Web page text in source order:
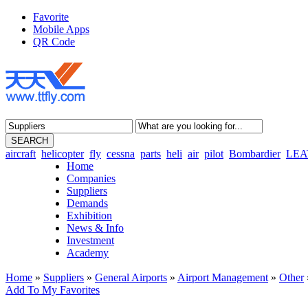
Favorite
Mobile Apps
QR Code
aircraft helicopter fly cessna parts heli air pilot Bombardier
Home
Companies
Suppliers
Demands
Exhibition
News & Info
Investment
Academy
Home » Suppliers » General Airports » Airport Management » Other
Add To My Favorites